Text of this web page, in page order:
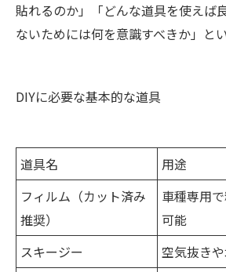
貼れるのか」「どんな道具を使えば
ないためには何を意識すべきか」と
DIYに必要な基本的な道具
道具名
用途
フィルム（カット済み
推奨）
車種専用
可能
スキージー
空気抜き